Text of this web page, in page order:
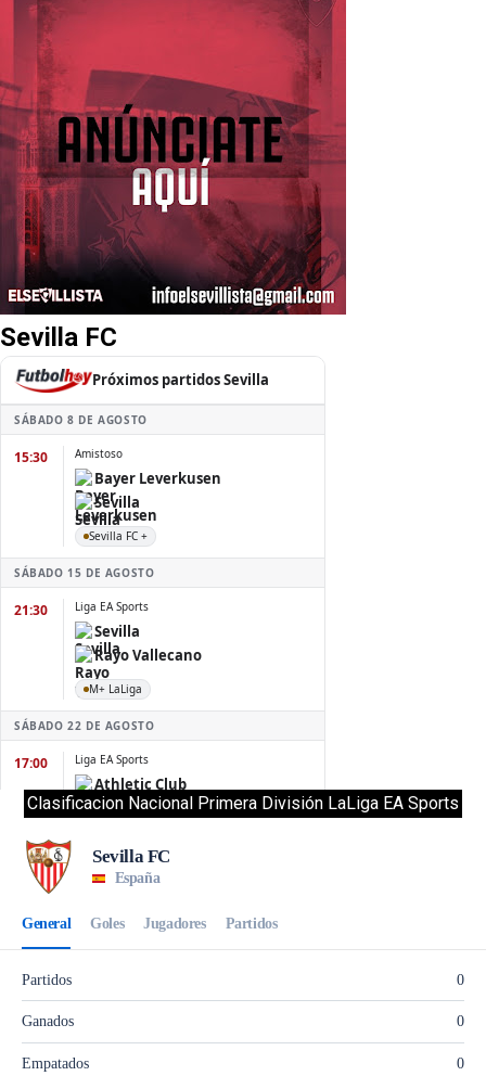
Sevilla FC
Clasificacion Nacional Primera División LaLiga EA Sports